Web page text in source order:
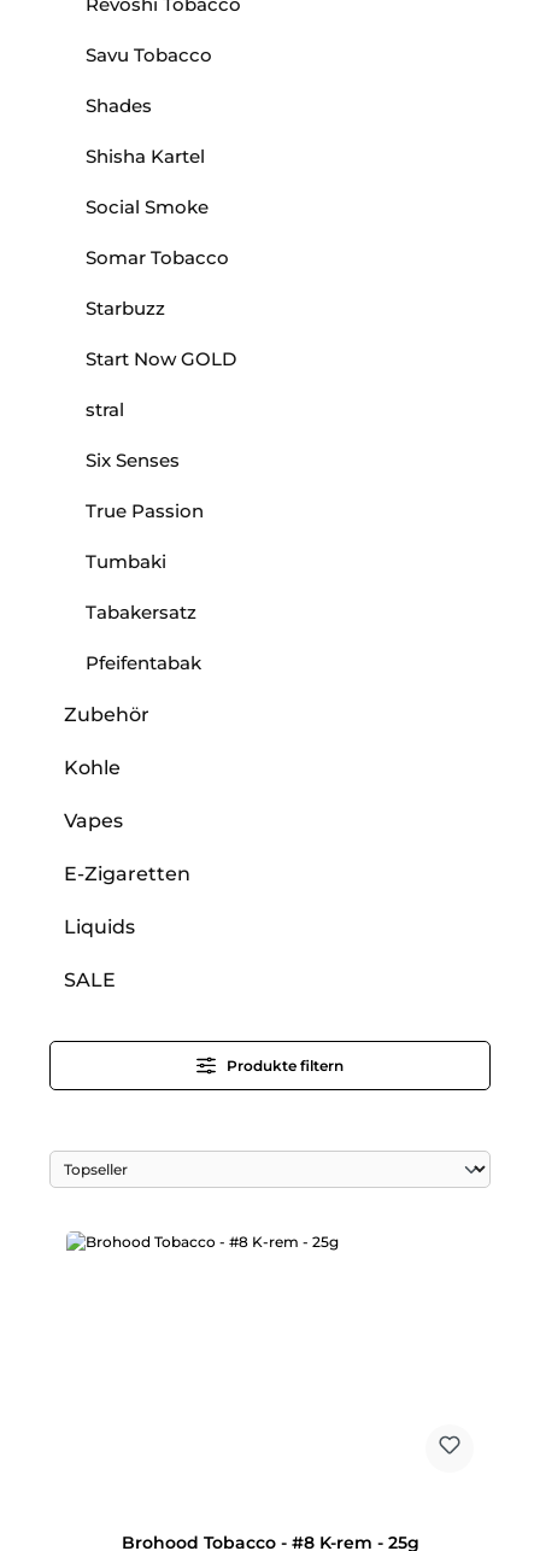
Revoshi Tobacco
Savu Tobacco
Shades
Shisha Kartel
Social Smoke
Somar Tobacco
Starbuzz
Start Now GOLD
stral
Six Senses
True Passion
Tumbaki
Tabakersatz
Pfeifentabak
Zubehör
Kohle
Vapes
E-Zigaretten
Liquids
SALE
Produkte filtern
Brohood Tobacco - #8 K-rem - 25g